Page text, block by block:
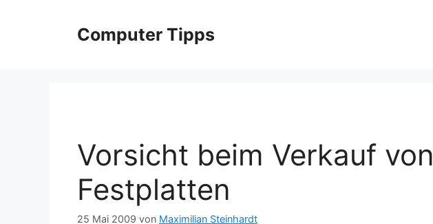
Computer Tipps
Vorsicht beim Verkauf von
Festplatten
25 Mai 2009 von Maximilian Steinhardt